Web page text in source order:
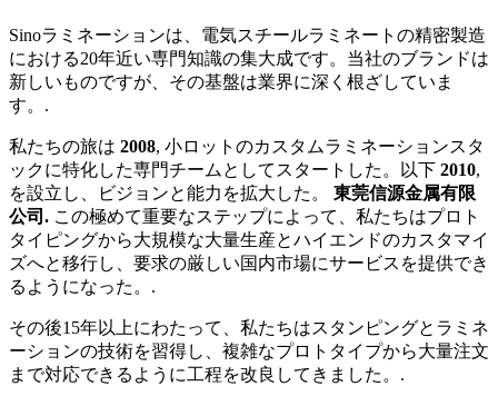
Sinoラミネーションは、電気スチールラミネートの精密製造
における20年近い専門知識の集大成です。当社のブランドは
新しいものですが、その基盤は業界に深く根ざしていま
す。.
私たちの旅は 2008, 小ロットのカスタムラミネーションスタ
ックに特化した専門チームとしてスタートした。以下 2010,
を設立し、ビジョンと能力を拡大した。 東莞信源金属有限
公司. この極めて重要なステップによって、私たちはプロト
タイピングから大規模な大量生産とハイエンドのカスタマイ
ズへと移行し、要求の厳しい国内市場にサービスを提供でき
るようになった。.
その後15年以上にわたって、私たちはスタンピングとラミネ
ーションの技術を習得し、複雑なプロトタイプから大量注文
まで対応できるように工程を改良してきました。.